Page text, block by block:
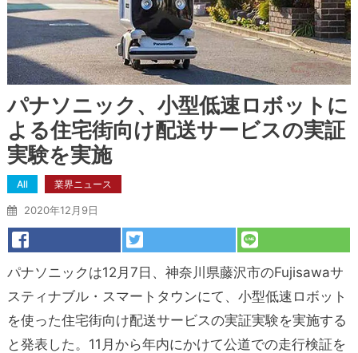
パナソニック、小型低速ロボットに
よる住宅街向け配送サービスの実証
実験を実施
All 業界ニュース
2020年12月9日
パナソニックは12月7日、神奈川県藤沢市のFujisawaサ
スティナブル・スマートタウンにて、小型低速ロボット
を使った住宅街向け配送サービスの実証実験を実施する
と発表した。11月から年内にかけて公道での走行検証を